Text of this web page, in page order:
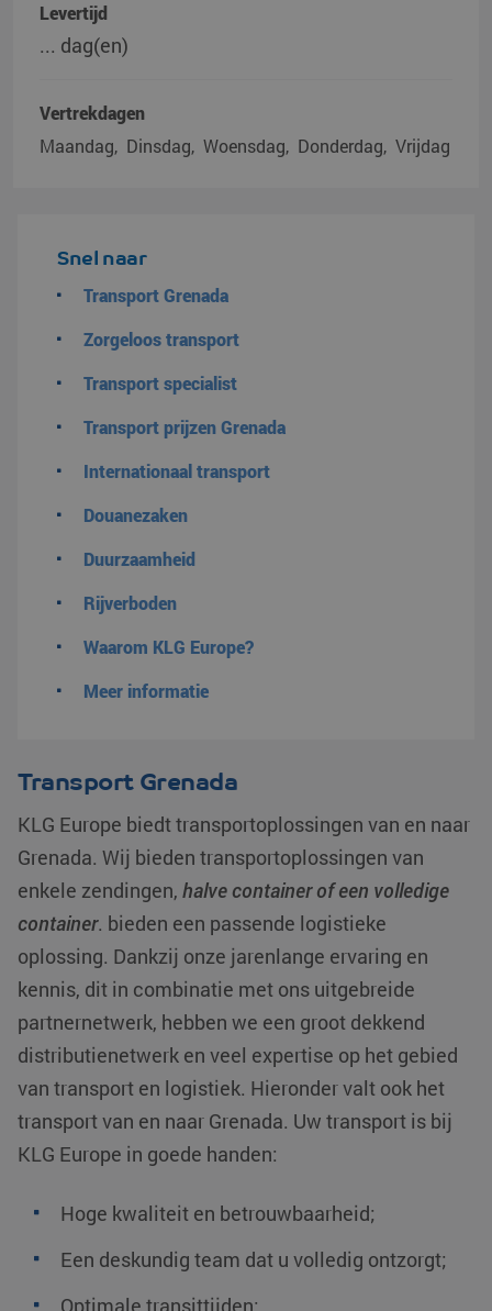
Levertijd
... dag(en)
Vertrekdagen
Maandag
Dinsdag Woensdag Donderdag Vrijdag
Snel naar
Transport Grenada
Zorgeloos transport
Transport specialist
Transport prijzen Grenada
Internationaal transport
Douanezaken
Duurzaamheid
Rijverboden
Waarom KLG Europe?
Meer informatie
Transport Grenada
KLG Europe biedt transportoplossingen van en naar
Grenada. Wij bieden transportoplossingen van
enkele zendingen, halve container of een volledige
container. bieden een passende logistieke
oplossing. Dankzij onze jarenlange ervaring en
kennis, dit in combinatie met ons uitgebreide
partnernetwerk, hebben we een groot dekkend
distributienetwerk en veel expertise op het gebied
van transport en logistiek. Hieronder valt ook het
transport van en naar Grenada. Uw transport is bij
KLG Europe in goede handen:
Hoge kwaliteit en betrouwbaarheid;
Een deskundig team dat u volledig ontzorgt;
Optimale transittijden;